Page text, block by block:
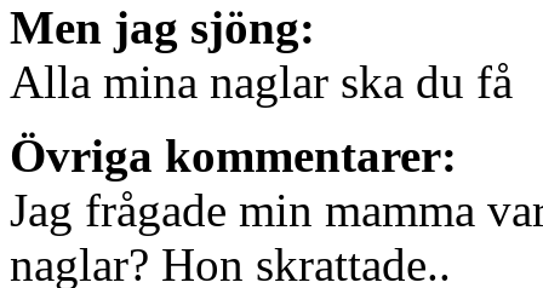
Men jag sjöng:
Alla mina naglar ska du få
Övriga kommentarer:
Jag frågade min mamma
naglar? Hon skrattade..